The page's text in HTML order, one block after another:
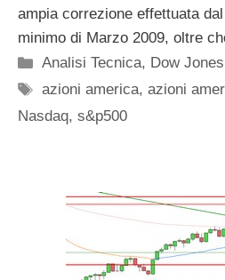
ampia correzione effettuata
minimo di Marzo 2009, oltre
Categorie
Analisi Tecnica, Dow Jones
Tag
azioni america,azioni
Nasdaq, s&p500